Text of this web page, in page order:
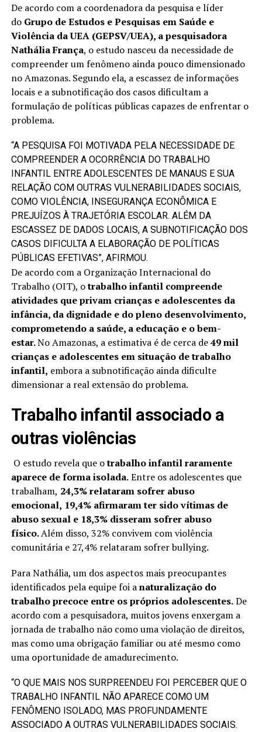
De acordo com a coordenadora da pesquisa e líder
doGrupo de Estudos e Pesquisas em Saúde e
Violência da UEA (GEPSV/UEA), a pesquisadora
Nathália França, o estudo nasceu da necessidade de
compreender um fenômeno ainda pouco dimensionado
no Amazonas. Segundo ela, a escassez de informações
locais e a subnotificação dos casos dificultam a
formulação de políticas públicas capazes de enfrentar o
problema.
“A PESQUISA FOI MOTIVADA PELA NECESSIDADE DE
COMPREENDER A OCORRÊNCIA DO TRABALHO
INFANTIL ENTRE ADOLESCENTES DE MANAUS E SUA
RELAÇÃO COM OUTRAS VULNERABILIDADES SOCIAIS,
COMO VIOLÊNCIA, INSEGURANÇA ECONÔMICA E
PREJUÍZOS À TRAJETÓRIA ESCOLAR. ALÉM DA
ESCASSEZ DE DADOS LOCAIS, A SUBNOTIFICAÇÃO DOS
CASOS DIFICULTA A ELABORAÇÃO DE POLÍTICAS
PÚBLICAS EFETIVAS”, AFIRMOU.
De acordo com a Organização Internacional do
Trabalho (OIT), otrabalho infantil compreende
atividades que privam crianças e adolescentes da
infância, da dignidade e do pleno desenvolvimento,
comprometendo a saúde, a educação e o bem-
estar.No Amazonas, a estimativa é de cerca de49 mil
crianças e adolescentes em situação de trabalho
infantil, embora a subnotificação ainda dificulte
dimensionar a real extensão do problema.
Trabalho infantil associado a
outras violências
O estudo revela que otrabalho infantil raramente
aparece de forma isolada.Entre os adolescentes que
trabalham, 24,3% relataram sofrer abuso
emocional, 19,4% afirmaram ter sido vítimas de
abuso sexual e 18,3% disseram sofrer abuso
físico.Além disso, 32% convivem com violência
comunitária e 27,4% relataram sofrer bullying.
Para Nathália, um dos aspectos mais preocupantes
identificados pela equipe foi anaturalização do
trabalho precoce entre os próprios adolescentes.De
acordo com a pesquisadora, muitos jovens enxergam a
jornada de trabalho não como uma violação de direitos,
mas como uma obrigação familiar ou até mesmo como
uma oportunidade de amadurecimento.
“O QUE MAIS NOS SURPREENDEU FOI PERCEBER QUE O
TRABALHO INFANTIL NÃO APARECE COMO UM
FENÔMENO ISOLADO, MAS PROFUNDAMENTE
ASSOCIADO A OUTRAS VULNERABILIDADES SOCIAIS.